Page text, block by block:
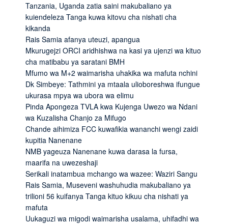
Tanzania, Uganda zatia saini makubaliano ya
kuiendeleza Tanga kuwa kitovu cha nishati cha
kikanda
Rais Samia afanya uteuzi, apangua
Mkurugejzi ORCI aridhishwa na kasi ya ujenzi wa kituo
cha matibabu ya saratani BMH
Mfumo wa M+2 waimarisha uhakika wa mafuta nchini
Dk Simbeye: Tathmini ya mtaala ulioboreshwa ifungue
ukurasa mpya wa ubora wa elimu
Pinda Apongeza TVLA kwa Kujenga Uwezo wa Ndani
wa Kuzalisha Chanjo za Mifugo
Chande aihimiza FCC kuwafikia wananchi wengi zaidi
kupitia Nanenane
NMB yageuza Nanenane kuwa darasa la fursa,
maarifa na uwezeshaji
Serikali inatambua mchango wa wazee: Waziri Sangu
Rais Samia, Museveni washuhudia makubaliano ya
trilioni 56 kuifanya Tanga kituo kikuu cha nishati ya
mafuta
Uukaguzi wa migodi waimarisha usalama, uhifadhi wa